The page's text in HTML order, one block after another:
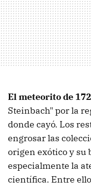
El meteorito de
Steinbach" por la
donde cayó. Los
engrosar las
origen exótico y su
especialmente la
científica. Entre